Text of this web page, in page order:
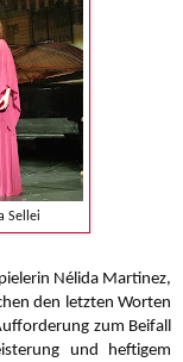
Sellei
Nélida Martinez,
den letzten Worten
zum Beifall
und heftigem